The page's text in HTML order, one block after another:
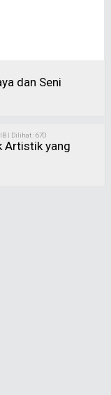
dan Seni
| Dilihat : 670
Artistik yang